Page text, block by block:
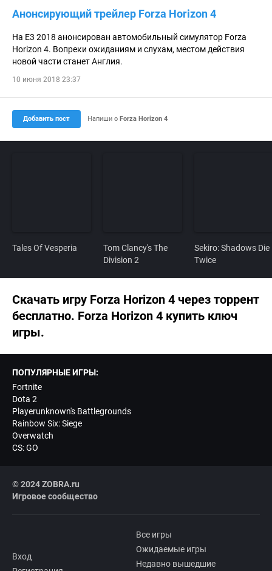
Анонсирующий трейлер Forza Horizon 4
На E3 2018 анонсирован автомобильный симулятор Forza
Horizon 4. Вопреки ожиданиям и слухам, местом действия
новой части станет Англия.
10 июня 2018 23:37
Добавить пост Напиши о Forza Horizon 4
Tales Of Vesperia
Tom Clancy's The
Division 2
Sekiro: Shadows Die
Twice
Скачать игру Forza Horizon 4 через торрент
бесплатно. Forza Horizon 4 купить ключ
игры.
ПОПУЛЯРНЫЕ ИГРЫ:
Fortnite
Dota 2
Playerunknown's Battlegrounds
Rainbow Six: Siege
Overwatch
CS: GO
© 2024 ZOBRA.ru
Игровое сообщество
Вход
Все игры
Ожидаемые игры
Недавно вышедшие